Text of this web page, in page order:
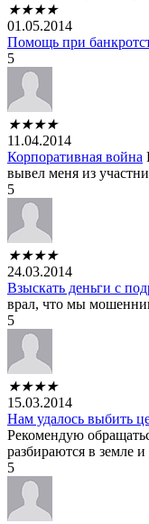
★★★★
01.05.2014
Помощь при
5
★★★★
11.04.2014
Корпоративная война
вывел меня из
5
★★★★
24.03.2014
Взыскать деньги с
врал, что мы
5
★★★★
15.03.2014
Нам удалось выбить
Рекомендую
разбираются в земле
5